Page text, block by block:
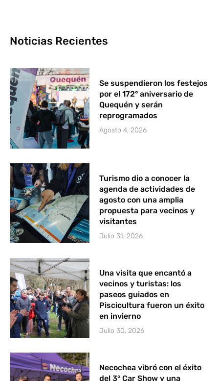
Noticias Recientes
Se suspendieron los festejos
por el 172° aniversario de
Quequén y serán
reprogramados
Agosto 4, 2026
Turismo dio a conocer la
agenda de actividades de
agosto con una amplia
propuesta para vecinos y
visitantes
Julio 31, 2026
Una visita que encantó a
vecinos y turistas: los
paseos guiados en
Piscicultura fueron un éxito
en invierno
Julio 30, 2026
Necochea vibró con el éxito
del 3° Car Show y una